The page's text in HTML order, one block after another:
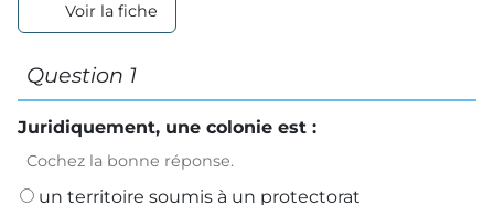
Voir la fiche
Question 1
Juridiquement, une colonie est :
Cochez la bonne réponse.
un territoire soumis à un protectorat